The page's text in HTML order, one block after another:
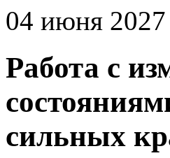
04 июня
Работа с
сильных